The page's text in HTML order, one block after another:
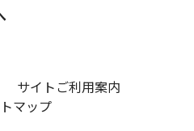
サイトご利用案内
マップ